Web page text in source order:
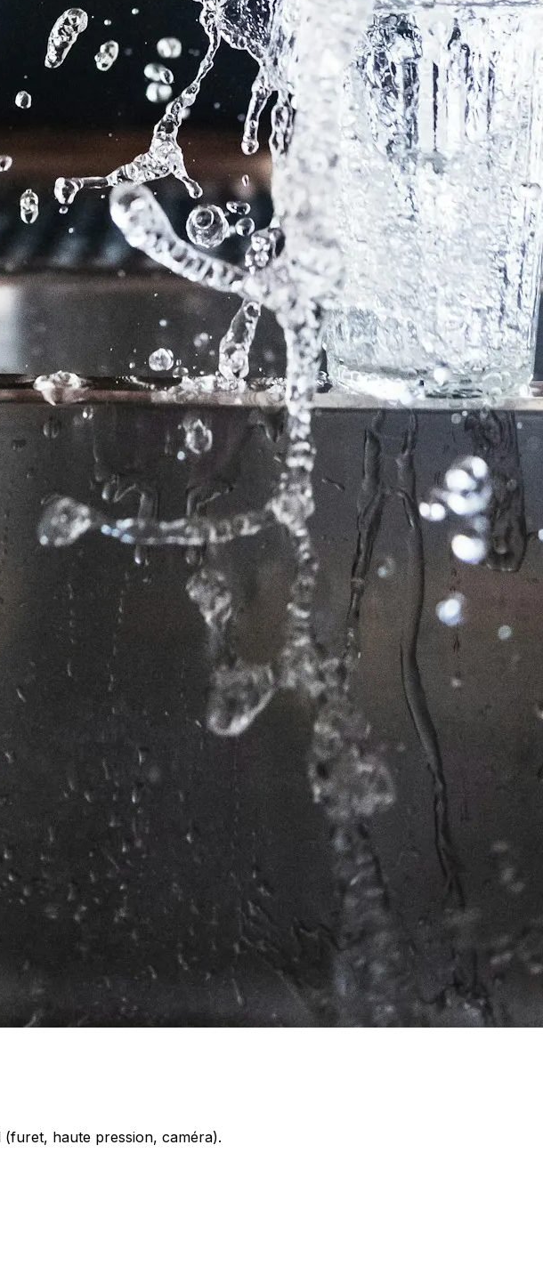
haute pression, caméra).